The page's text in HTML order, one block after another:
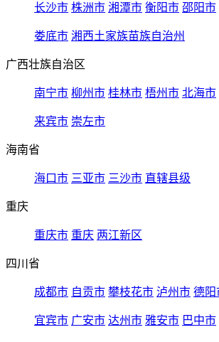
长沙市 株洲市 湘潭市 衡阳市 邵阳市
娄底市 湘西土家族苗族自治州
广西壮族自治区
南宁市 柳州市 桂林市 梧州市 北海市
来宾市 崇左市
海南省
海口市 三亚市 三沙市 直辖县级
重庆
重庆市 重庆 两江新区
四川省
成都市 自贡市 攀枝花市 泸州市 德阳
宜宾市 广安市 达州市 雅安市 巴中市